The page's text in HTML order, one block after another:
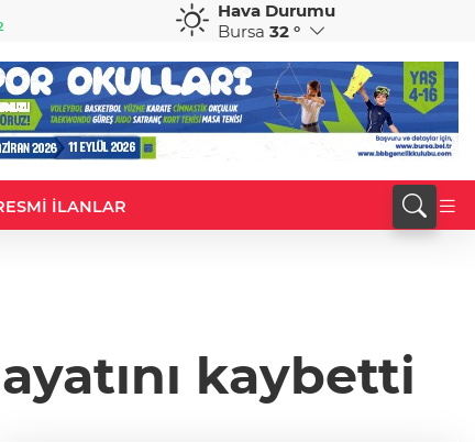
%0,38
CHF
59,0083
Hava Durumu
Bursa 32 °
İLANLAR
kaybetti